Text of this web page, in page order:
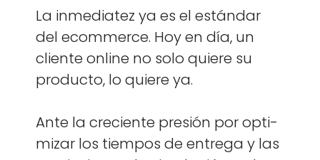
k
e
dI
n
c
e
b
o
o
k
itt
e
r
a
ts
A
p
p
a
r
e
La inmedi­atez ya es el están­dar
del ecom­merce. Hoy en día, un
cliente online no solo quiere su
pro­duc­to, lo quiere ya.
Ante la cre­ciente pre­sión por opti­
mizar los tiem­pos de entre­ga y las